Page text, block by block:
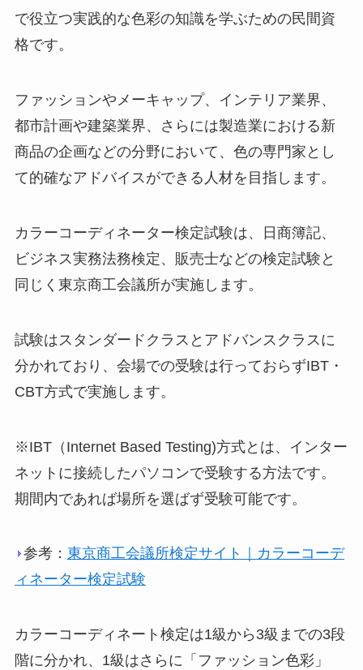
で役立つ実践的な色彩の知識を学ぶための民間資
格です。
ファッションやメーキャップ、インテリア業界、
都市計画や建築業界、さらには製造業における新
商品の企画などの分野において、色の専門家とし
て的確なアドバイスができる人材を目指します。
カラーコーディネーター検定試験は、日商簿記、
ビジネス実務法務検定、販売士などの検定試験と
同じく東京商工会議所が実施します。
試験はスタンダードクラスとアドバンスクラスに
分かれており、会場での受験は行っておらずIBT・
CBT方式で実施します。
※IBT（Internet Based Testing)方式とは、インター
ネットに接続したパソコンで受験する方法です。
期間内であれば場所を選ばず受験可能です。
参考： 東京商工会議所検定サイト｜カラーコーデ
ィネーター検定試験
カラーコーディネート検定は1級から3級までの3段
階に分かれ、1級はさらに「ファッション色彩」